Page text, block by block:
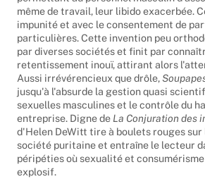
même de travail, leur libido exacerbée.
impunité et avec le consentement de
particulières. Cette invention peu
par diverses sociétés et finit par
retentissement inouï, attirant alors
Aussi irrévérencieux que drôle,
jusqu'à l'absurde la gestion quasi
sexuelles masculines et le contrôle du
entreprise. Digne de La Conjuration des
d'Helen DeWitt tire à boulets rouges sur
société puritaine et entraîne le lecteur
péripéties où sexualité et
explosif.